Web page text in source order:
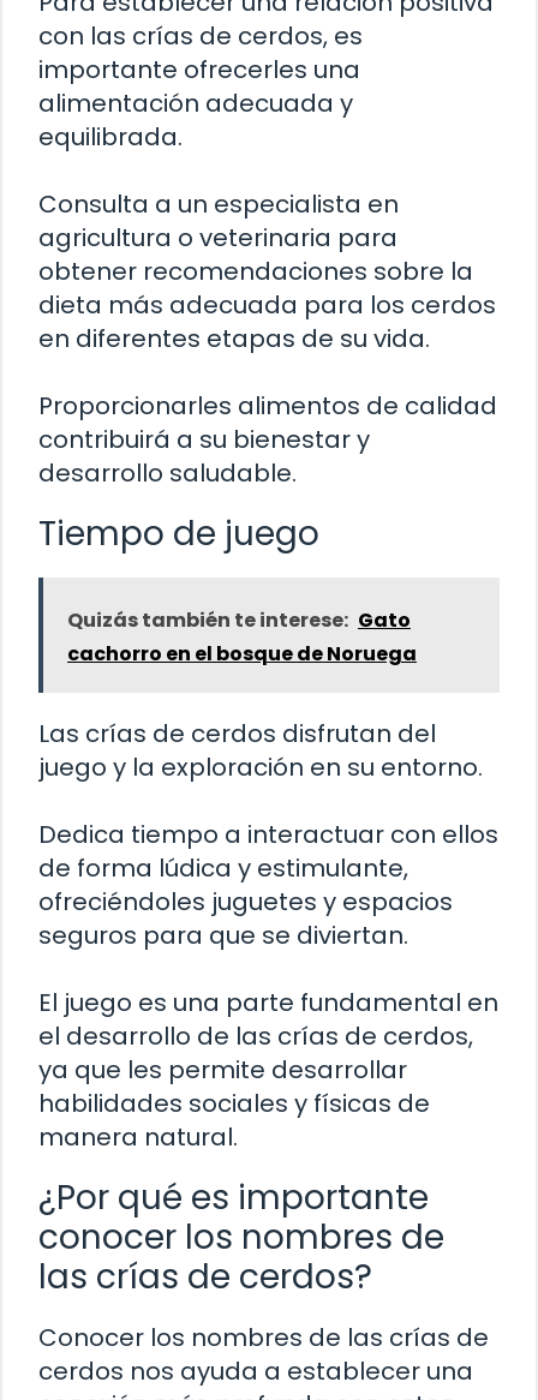
con las crías de cerdos, es
importante ofrecerles una
alimentación adecuada y
equilibrada.
Consulta a un especialista en
agricultura o veterinaria para
obtener recomendaciones sobre la
dieta más adecuada para los cerdos
en diferentes etapas de su vida.
Proporcionarles alimentos de calidad
contribuirá a su bienestar y
desarrollo saludable.
Tiempo de juego
Quizás también te interese: Gato
cachorro en el bosque de Noruega
Las crías de cerdos disfrutan del
juego y la exploración en su entorno.
Dedica tiempo a interactuar con ellos
de forma lúdica y estimulante,
ofreciéndoles juguetes y espacios
seguros para que se diviertan.
El juego es una parte fundamental en
el desarrollo de las crías de cerdos,
ya que les permite desarrollar
habilidades sociales y físicas de
manera natural.
¿Por qué es importante
conocer los nombres de
las crías de cerdos?
Conocer los nombres de las crías de
cerdos nos ayuda a establecer una